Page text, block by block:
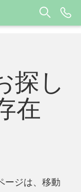
探し
在
ージは、移動